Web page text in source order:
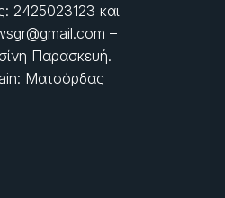
2425023123 και
–
Παρασκευή.
Ματσόρδας